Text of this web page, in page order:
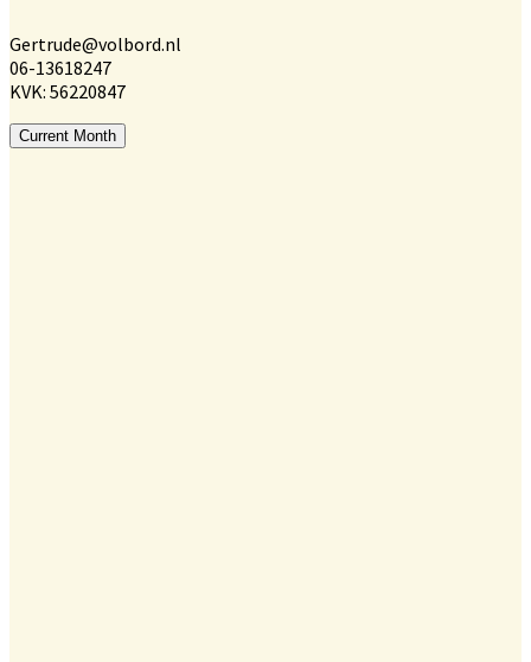
Gertrude@volbord.nl
06-13618247
KVK: 56220847
Current Month